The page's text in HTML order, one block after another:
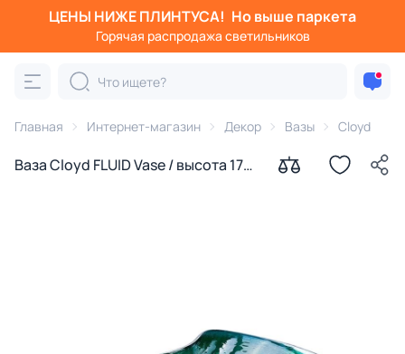
ЦЕНЫ НИЖЕ ПЛИНТУСА! Но выше паркета
Горячая распродажа светильников
Главная Интернет-магазин Декор Вазы Cloyd
Ваза Cloyd FLUID Vase / высота 17